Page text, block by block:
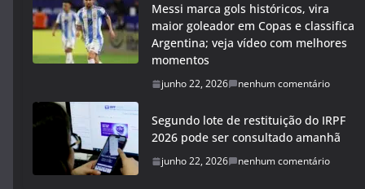
Messi marca gols históricos, vira
maior goleador em Copas e classifica
Argentina; veja vídeo com melhores
momentos
junho 22, 2026 nenhum comentário
Segundo lote de restituição do IRPF
2026 pode ser consultado amanhã
junho 22, 2026 nenhum comentário